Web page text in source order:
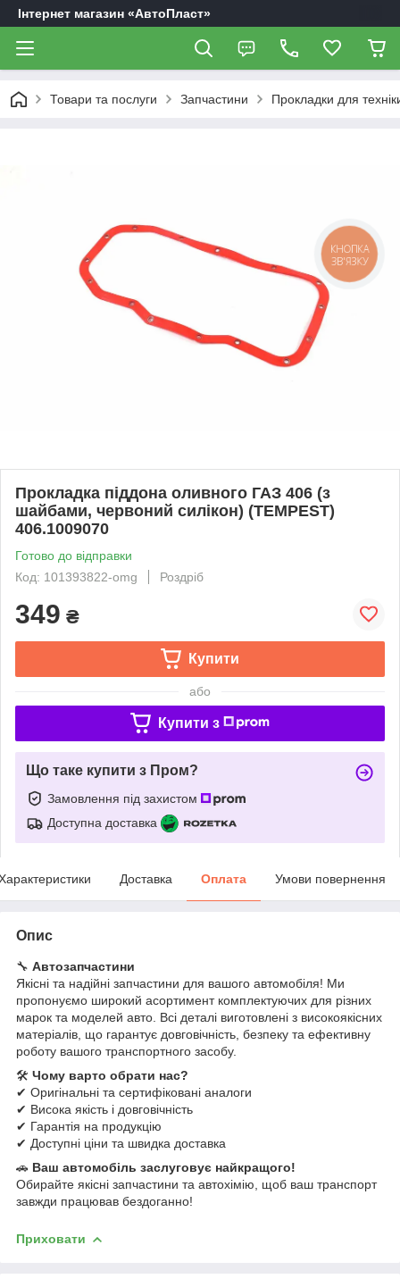
Інтернет магазин «АвтоПласт»
Товари та послуги Запчастини Прокладки для
Прокладка піддона оливного ГАЗ 406 (з
шайбами, червоний силікон) (TEMPEST)
406.1009070
Готово до відправки
Код: 101393822-omg
Роздріб
349 ₴
Купити
або
Купити з
Що таке купити з Пром?
Замовлення під захистом
Доступна доставка
Доставка Оплата Умови повернення
Опис
🔧 Автозапчастини
Якісні та надійні запчастини для вашого автомобіля! Ми
пропонуємо широкий асортимент комплектуючих для різних
марок та моделей авто. Всі деталі виготовлені з високоякісних
матеріалів, що гарантує довговічність, безпеку та ефективну
роботу вашого транспортного засобу.
🛠 Чому варто обрати нас?
✔ Оригінальні та сертифіковані аналоги
✔ Висока якість і довговічність
✔ Гарантія на продукцію
✔ Доступні ціни та швидка доставка
🚗 Ваш автомобіль заслуговує найкращого!
Обирайте якісні запчастини та автохімію, щоб ваш транспорт
завжди працював бездоганно!
Приховати
КНОПКА
ЗВ'ЯЗКУ